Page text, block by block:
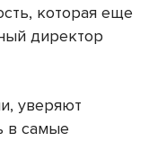
которая еще
директор
уверяют
в самые